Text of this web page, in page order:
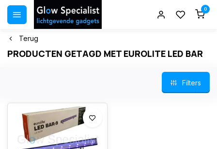
0
Terug
PRODUCTEN GETAGD MET EUROLITE LED BAR
Filters